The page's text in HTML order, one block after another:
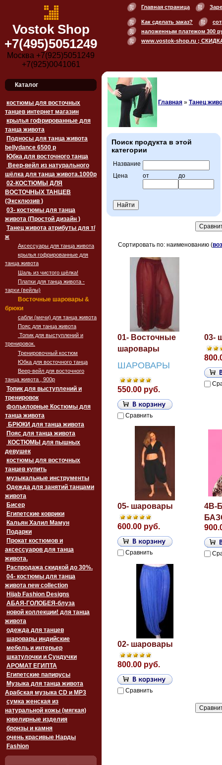
Vostok Shop
+7(495)5051249
Москва +7(925)5051249
+7(925)0041061
Главная страница
Как сделать заказ?
наложенным платежом 300
www.vostok-shop.ru ;
Каталог
костюмы для восточных
танцев интернет магазин
крылья гофрированные для
танца живота
Подносы для танца живота
bellydance 6500 p
Юбка для восточного танца
Веер-вейл из натурального
шёлка для танца живота.1000p
02-КОСТЮМЫ ДЛЯ
ВОСТОЧНЫХ ТАНЦЕВ
(Эксклюзив )
03- костюмы для танца
живота (Простой дизайн )
Танец живота атрибуты для т/
ж
Аксессуары для танца живота
крылья гофрированные для
танца живота
Шаль из чистого шёлка!
Платки для танца живота -
тархи (вейлы)
Восточные шаровары &
брюки
сабли (мечи) для танца живота
Пояс для танца живота
Топик для выступлений и
тренировок.
Тренировочный костюм
Юбка для восточного танца
Веер-вейл для восточного
танца живота , 900p
Топик для выступлений и
тренировок
фольклорные Костюмы для
танца живота
БРЮКИ для танца живота
Пояс для танца живота
девушек
костюмы для восточных
танцев купить
музыкальные инструменты
Одежда для занятий танцами
живота
Бисер
Египетские коврики
Кальян Халил Мамун
Подарки
Прокат костюмов и
аксессуаров для танца
живота.
Распродажа скидкой до 30%.
04- костюмы для танца
живота new collection
Hijab Fashion Designs
АБАЯ-ГОЛОБЕЯ-блуза
новой коллекции! для танца
живота
одежда для танцев
шаровары индийские
мебель и интерьер
шкатулочки и Сундучки
АРОМАТ ЕГИПТА
Египетские папирусы
Музыка для танца живота
Арабская музыка CD и MP3
сумка женская из
натуральной кожы (мягкая)
ювелирные изделия
бронзы и камня
очень красивые Нарды
Fashion
Главная » Танец
Поиск продукта в этой
категории
Название
Цена
от до
Сортировать по: наименованию (
01- Восточные
шаровары
ШАРОВАРЫ
550.00 руб.
Сравнить
03-
05- шаровары
600.00 руб.
Сравнить
4B-
02- шаровары
800.00 руб.
Сравнить